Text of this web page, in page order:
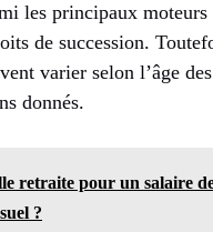
les principaux moteurs
de succession.
varier selon l’âge
donnés.
retraite pour un salaire
?